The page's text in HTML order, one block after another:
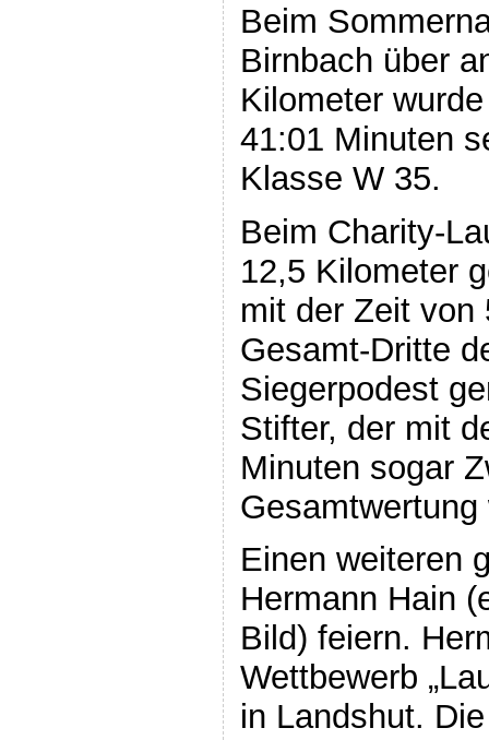
Beim
Birnbach über
Kilometer
41:01 Minuten
Klasse W 35.
Beim Charity-
12,5 Kilometer
mit der Zeit von
Gesamt-Dritte
Siegerpodest
Stifter, der mit
Minuten sogar
Gesamtwertung
Einen weiteren
Hermann Hain
Bild) feiern.
Wettbewerb
in Landshut.